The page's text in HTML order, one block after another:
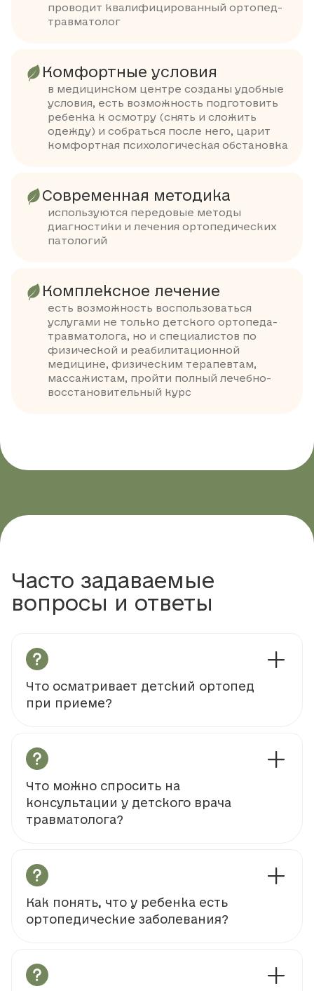
проводит квалифицированный ортопед-
травматолог
Комфортные условия
в медицинском центре созданы удобные
условия, есть возможность подготовить
ребенка к осмотру (снять и сложить
одежду) и собраться после него, царит
комфортная психологическая обстановка
Современная методика
используются передовые методы
диагностики и лечения ортопедических
патологий
Комплексное лечение
есть возможность воспользоваться
услугами не только детского ортопеда-
травматолога, но и специалистов по
физической и реабилитационной
медицине, физическим терапевтам,
массажистам, пройти полный лечебно-
восстановительный курс
Часто задаваемые
вопросы и ответы
Что осматривает детский ортопед
при приеме?
Что можно спросить на
консультации у детского врача
травматолога?
Как понять, что у ребенка есть
ортопедические заболевания?